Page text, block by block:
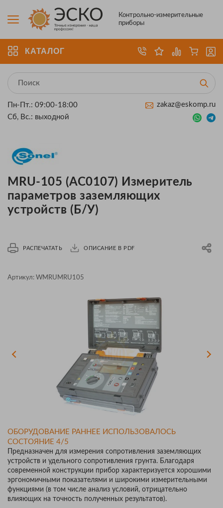
Контрольно-измерительные
приборы
КАТАЛОГ
Пн-Пт.: 09:00-18:00
Сб, Вс.: выходной
zakaz@eskomp.ru
MRU-105 (AC0107) Измеритель
параметров заземляющих
устройств (Б/У)
РАСПЕЧАТАТЬ ОПИСАНИЕ В PDF
Артикул: WMRUMRU105
ОБОРУДОВАНИЕ РАННЕЕ ИСПОЛЬЗОВАЛОСЬ
СОСТОЯНИЕ 4/5
Предназначен для измерения сопротивления заземляющих
устройств и удельного сопротивления грунта. Благодаря
современной конструкции прибор характеризуется хорошими
эргономичными показателями и широкими измерительными
функциями (в том числе анализ условий, отрицательно
влияющих на точность полученных результатов).